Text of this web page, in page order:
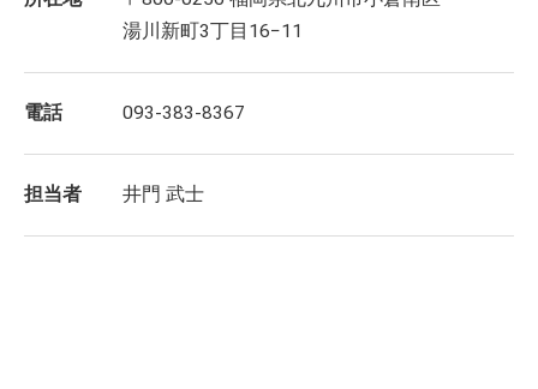
湯川新町3丁目16−11
電話 093-383-8367
担当者 井門 武士